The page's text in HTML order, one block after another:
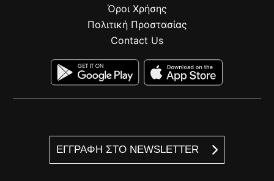
ΕΓΓΡΑΦΗ ΣΤΟ NEWSLETTER
Όροι Χρήσης
Πολιτική Προστασίας
Contact Us